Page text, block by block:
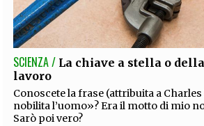
SCIENZA / La chiave a stella o
lavoro
Conoscete la frase (attribuita a
nobilita l’uomo»? Era il motto di mio
Sarò poi vero?